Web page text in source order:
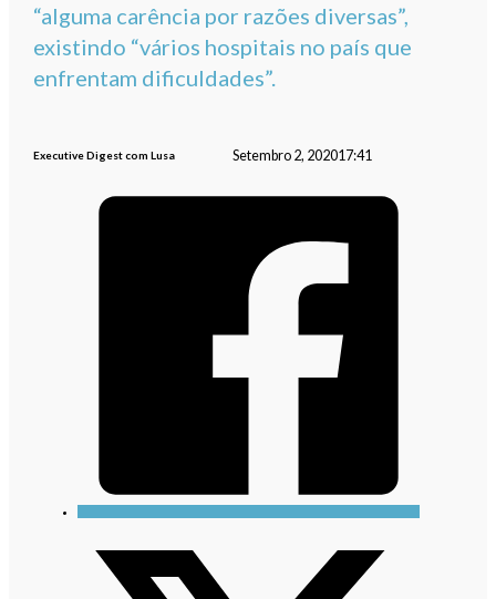
“alguma carência por razões diversas”,
existindo “vários hospitais no país que
enfrentam dificuldades”.
Executive Digest com Lusa Setembro 2, 202017:41